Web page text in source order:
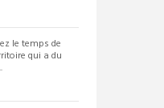
le temps de
qui a du